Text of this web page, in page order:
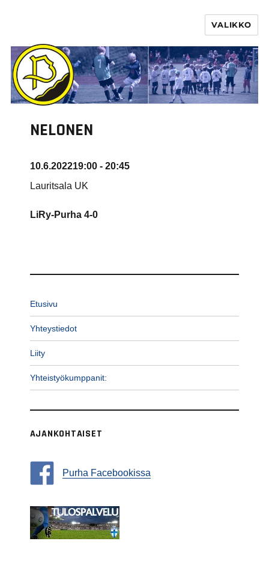
VALIKKO
NELONEN
10.6.202219:00 - 20:45
Lauritsala UK
LiRy-Purha 4-0
Etusivu
Yhteystiedot
Liity
Yhteistyökumppanit:
AJANKOHTAISET
Purha Facebookissa